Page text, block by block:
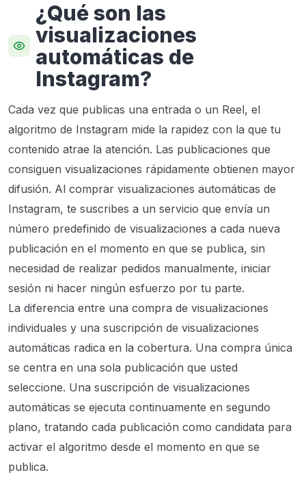
¿Qué son las
visualizaciones
automáticas de
Instagram?
Cada vez que publicas una entrada o un Reel, el
algoritmo de Instagram mide la rapidez con la que tu
contenido atrae la atención. Las publicaciones que
consiguen visualizaciones rápidamente obtienen mayor
difusión. Al comprar visualizaciones automáticas de
Instagram, te suscribes a un servicio que envía un
número predefinido de visualizaciones a cada nueva
publicación en el momento en que se publica, sin
necesidad de realizar pedidos manualmente, iniciar
sesión ni hacer ningún esfuerzo por tu parte.
La diferencia entre una compra de visualizaciones
individuales y una suscripción de visualizaciones
automáticas radica en la cobertura. Una compra única
se centra en una sola publicación que usted
seleccione. Una suscripción de visualizaciones
automáticas se ejecuta continuamente en segundo
plano, tratando cada publicación como candidata para
activar el algoritmo desde el momento en que se
publica.